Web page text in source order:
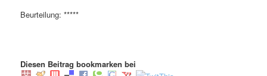
Beurteilung: *****
Diesen Beitrag bookmarken bei